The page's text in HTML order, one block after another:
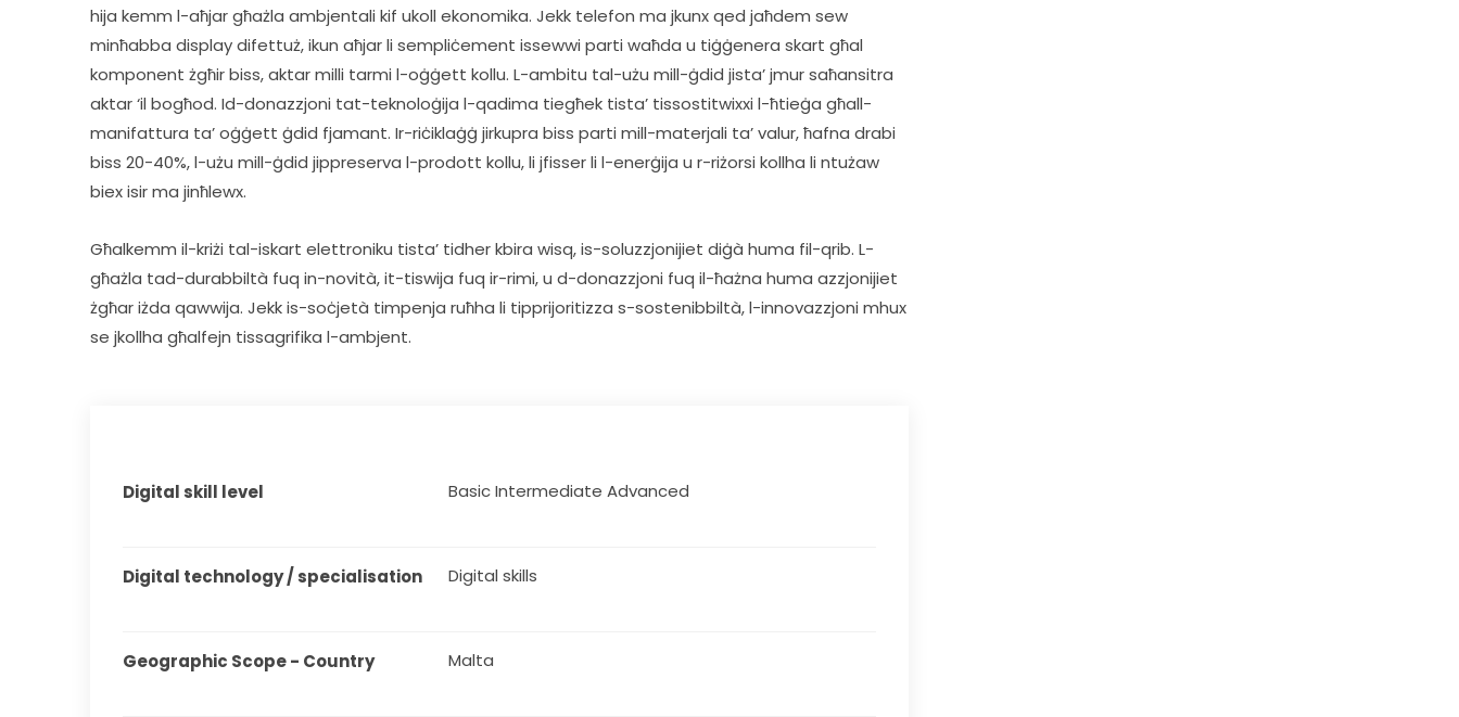
hija kemm l-aħjar għażla ambjentali kif ukoll ekonomika. Jekk telefon ma jkunx qed jaħdem sew
minħabba display difettuż, ikun aħjar li sempliċement issewwi parti waħda u tiġġenera skart għal
komponent żgħir biss, aktar milli tarmi l-oġġett kollu. L-ambitu tal-użu mill-ġdid jista’ jmur saħansitra
aktar ‘il bogħod. Id-donazzjoni tat-teknoloġija l-qadima tiegħek tista’ tissostitwixxi l-ħtieġa għall-
manifattura ta’ oġġett ġdid fjamant. Ir-riċiklaġġ jirkupra biss parti mill-materjali ta’ valur, ħafna drabi
biss 20-40%, l-użu mill-ġdid jippreserva l-prodott kollu, li jfisser li l-enerġija u r-riżorsi kollha li ntużaw
biex isir ma jinħlewx.
Għalkemm il-kriżi tal-iskart elettroniku tista’ tidher kbira wisq, is-soluzzjonijiet diġà huma fil-qrib. L-
għażla tad-durabbiltà fuq in-novità, it-tiswija fuq ir-rimi, u d-donazzjoni fuq il-ħażna huma azzjonijiet
żgħar iżda qawwija. Jekk is-soċjetà timpenja ruħha li tipprijoritizza s-sostenibbiltà, l-innovazzjoni mhux
se jkollha għalfejn tissagrifika l-ambjent.
Digital skill level Basic Intermediate Advanced
Digital technology / specialisation Digital skills
Geographic Scope - Country Malta